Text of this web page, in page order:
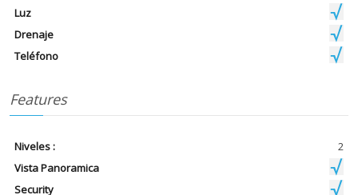
Luz
Drenaje
Teléfono
Features
Niveles :
2
Vista Panoramica
Security